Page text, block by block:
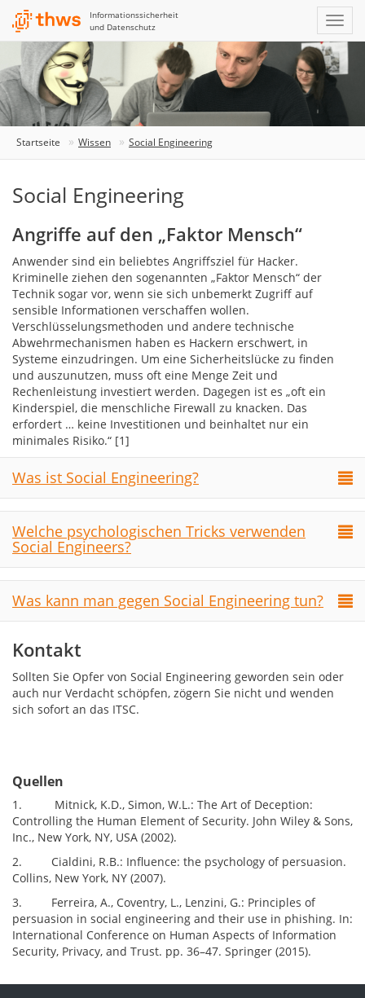
Informationssicherheit
und Datenschutz
Startseite Wissen Social Engineering
Social Engineering
Angriffe auf den „Faktor Mensch“
Anwender sind ein beliebtes Angriffsziel für Hacker.
Kriminelle ziehen den sogenannten „Faktor Mensch“ der
Technik sogar vor, wenn sie sich unbemerkt Zugriff auf
sensible Informationen verschaffen wollen.
Verschlüsselungsmethoden und andere technische
Abwehrmechanismen haben es Hackern erschwert, in
Systeme einzudringen. Um eine Sicherheitslücke zu finden
und auszunutzen, muss oft eine Menge Zeit und
Rechenleistung investiert werden. Dagegen ist es „oft ein
Kinderspiel, die menschliche Firewall zu knacken. Das
erfordert … keine Investitionen und beinhaltet nur ein
minimales Risiko.“ [1]
Was ist Social Engineering?
Welche psychologischen Tricks verwenden
Social Engineers?
Was kann man gegen Social Engineering tun?
Kontakt
Sollten Sie Opfer von Social Engineering geworden sein oder
auch nur Verdacht schöpfen, zögern Sie nicht und wenden
sich sofort an das ITSC.
Quellen
1. Mitnick, K.D., Simon, W.L.: The Art of Deception:
Controlling the Human Element of Security. John Wiley & Sons,
Inc., New York, NY, USA (2002).
2. Cialdini, R.B.: Influence: the psychology of persuasion.
Collins, New York, NY (2007).
3. Ferreira, A., Coventry, L., Lenzini, G.: Principles of
persuasion in social engineering and their use in phishing. In:
International Conference on Human Aspects of Information
Security, Privacy, and Trust. pp. 36–47. Springer (2015).